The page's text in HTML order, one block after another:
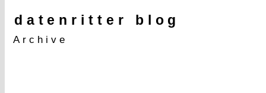
datenritter blog
Archive